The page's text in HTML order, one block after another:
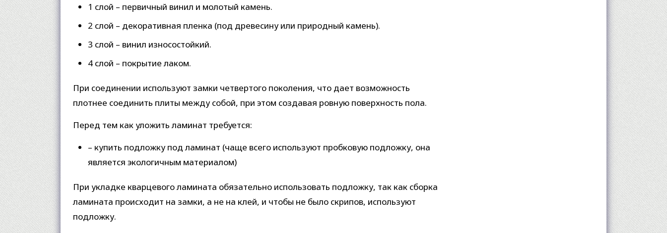
1 слой – первичный винил и молотый камень.
2 слой – декоративная пленка (под древесину или природный камень).
3 слой – винил износостойкий.
4 слой – покрытие лаком.
При соединении используют замки четвертого поколения, что дает возможность
плотнее соединить плиты между собой, при этом создавая ровную поверхность пола.
Перед тем как уложить ламинат требуется:
– купить подложку под ламинат (чаще всего используют пробковую подложку, она
является экологичным материалом)
При укладке кварцевого ламината обязательно использовать подложку, так как сборка
ламината происходит на замки, а не на клей, и чтобы не было скрипов, используют
подложку.